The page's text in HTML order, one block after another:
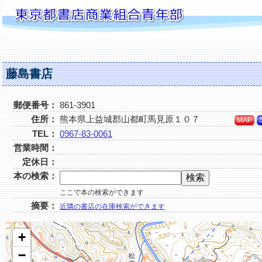
藤島書店
郵便番号： 861-3901
住所： 熊本県上益城郡山都町馬見原１０７ MAP
TEL： 0967-83-0061
営業時間：
定休日：
本の検索：
ここで本の検索ができます
摘要： 近隣の書店の在庫検索ができます
+
−